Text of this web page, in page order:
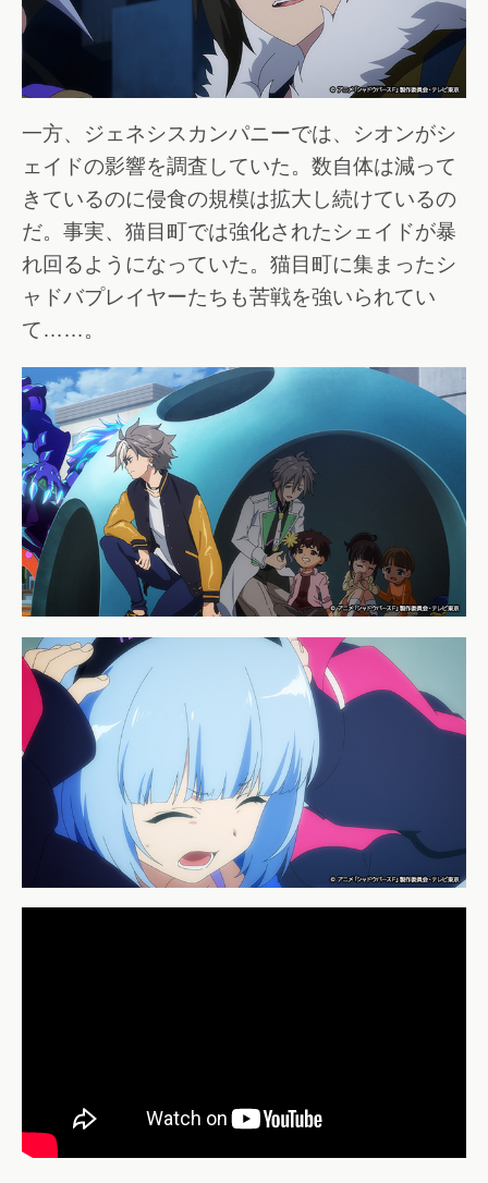
一方、ジェネシスカンパニーでは、シオンがシ
ェイドの影響を調査していた。数自体は減って
きているのに侵食の規模は拡大し続けているの
だ。事実、猫目町では強化されたシェイドが暴
れ回るようになっていた。猫目町に集まったシ
ャドバプレイヤーたちも苦戦を強いられてい
て……。